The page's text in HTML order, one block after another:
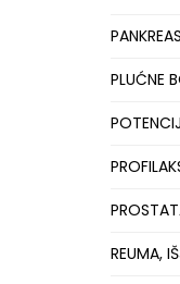
PANKREAS
PLUĆNE
REUMA,